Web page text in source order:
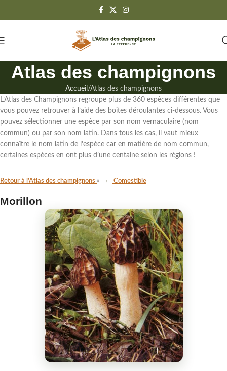
Atlas des champignons
Accueil Atlas des champignons
L’Atlas des Champignons regroupe plus de 360 espèces différentes que
vous pouvez retrouver à l’aide des boites déroulantes ci-dessous. Vous
pouvez sélectionner une espèce par son nom vernaculaire (nom
commun) ou par son nom latin. Dans tous les cas, il vaut mieux
connaître le nom latin de l’espèce car en matière de nom commun,
certaines espèces en ont plus d’une centaine selon les régions !
Retour à l'Atlas des champignons Comestible
Morillon